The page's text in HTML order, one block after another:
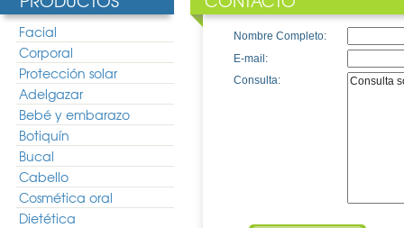
Facial
Corporal
Protección solar
Adelgazar
Bebé y embarazo
Botiquín
Bucal
Cabello
Cosmética oral
Dietética
Nombre Completo:
E-mail:
Consulta: